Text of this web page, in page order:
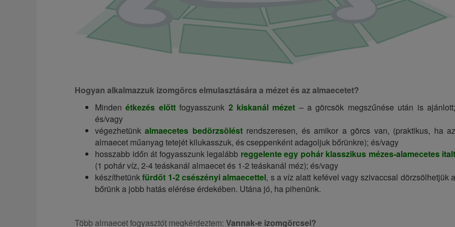
Hogyan alkalmazzuk izomgörcs elmulasztására a mézet és az almaecetet?
Minden étkezés előttfogyasszunk 2 kiskanál mézet – a görcsök megszűnése után is ajánlott;
és/vagy
végezhetünkalmaecetes bedörzsöléstrendszeresen, és amikor a görcs van, (praktikus, ha az
almaecet műanyag tetejét kilukasszuk, és cseppenként adagoljuk bőrünkre); és/vagy
hosszabb időn át fogyasszunk legalább reggelente egy pohár klasszikus mézes-alamecetes italt
(1 pohár víz, 2-4 teáskanál almaecet és 1-2 teáskanál méz); és/vagy
készíthetünkfürdőt 1-2 csészényi almaecettel, s a víz alatt kefével vagy szivaccsal dörzsölhetjük a
bőrünk a jobb hatás elérése érdekében. Utána jó, ha pihenünk.
Több almaecet fogyasztót megkérdeztem: Vannak-e izomgörcsei?